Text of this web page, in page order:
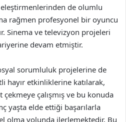
de olumlu
rağmen profesyonel bir oyuncu
Sinema ve televizyon projeleri
devam etmiştir.
sorumluluk projelerine de
hayır etkinliklerine katılarak,
çalışmış ve bu konuda
yaşta elde ettiği başarılarla
olma yolunda ilerlemektedir. Bu